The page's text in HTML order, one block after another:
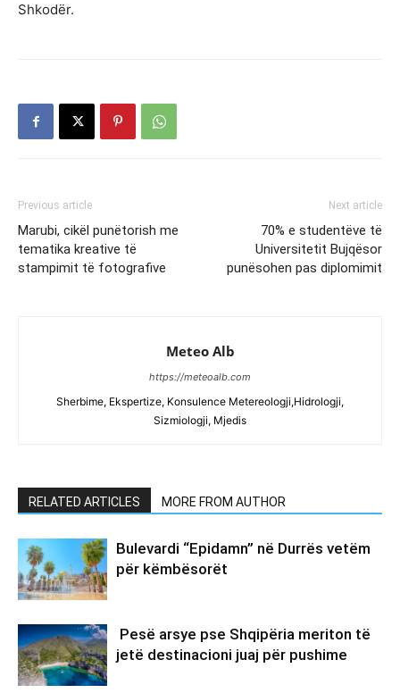
Shkodër.
Previous article
Marubi, cikël punëtorish me
tematika kreative të
stampimit të fotografive
Next article
70% e studentëve të
Universitetit Bujqësor
punësohen pas diplomimit
Meteo Alb
https://meteoalb.com
Sherbime, Ekspertize, Konsulence Metereologji,Hidrologji,
Sizmiologji, Mjedis
RELATED ARTICLES MORE FROM AUTHOR
Bulevardi “Epidamn” në Durrës vetëm
për këmbësorët
Pesë arsye pse Shqipëria meriton të
jetë destinacioni juaj për pushime